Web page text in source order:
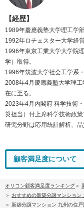
【経歴】
1989年慶應義塾大学理工学
1992年ロチェスター大学経
1996年東京工業大学大学院
学）取得。
1996年筑波大学社会工学系
2008年4月慶應義塾大学理
在に至る。
2023年4月内閣府 科学技術
災担当）付上席科学技術政策
研究分野は応用統計解析、品
顧客満足度について
オリコン顧客満足度ランキング
おすすめの新築分譲マンション
新築分譲マンション 九州の住